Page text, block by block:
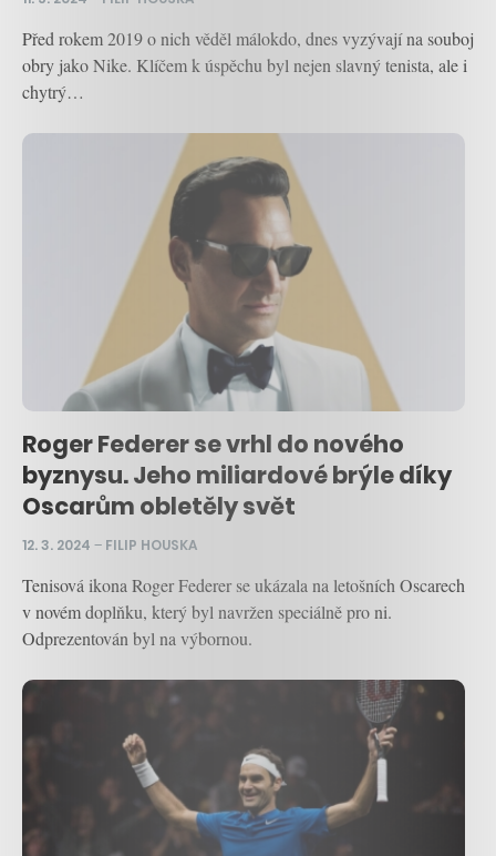
Před rokem 2019 o nich věděl málokdo, dnes vyzývají na souboj
obry jako Nike. Klíčem k úspěchu byl nejen slavný tenista, ale i
chytrý…
Roger Federer se vrhl do nového
byznysu. Jeho miliardové brýle díky
Oscarům obletěly svět
12. 3. 2024 – FILIP HOUSKA
Tenisová ikona Roger Federer se ukázala na letošních Oscarech
v novém doplňku, který byl navržen speciálně pro ni.
Odprezentován byl na výbornou.